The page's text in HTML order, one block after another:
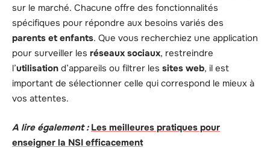
sur le marché. Chacune offre des fonctionnalités
spécifiques pour répondre aux besoins variés des
parents et enfants. Que vous recherchiez une application
pour surveiller les réseaux sociaux, restreindre
l’utilisation d’appareils ou filtrer les sites web, il est
important de sélectionner celle qui correspond le mieux à
vos attentes.
A lire également : Les meilleures pratiques pour
enseigner la NSI efficacement